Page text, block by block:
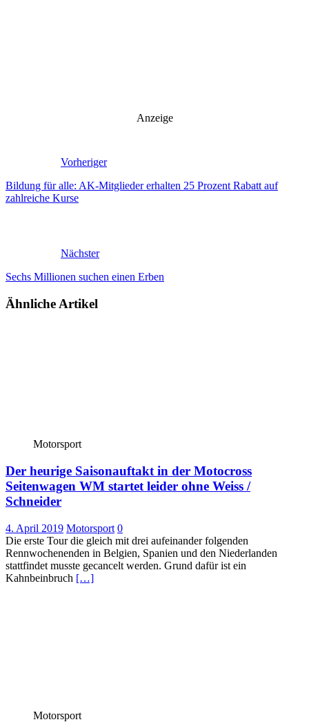
Anzeige
Vorheriger
Bildung für alle: AK-Mitglieder erhalten 25 Prozent Rabatt auf
zahlreiche Kurse
Nächster
Sechs Millionen suchen einen Erben
Ähnliche Artikel
Motorsport
Der heurige Saisonauftakt in der Motocross
Seitenwagen WM startet leider ohne Weiss /
Schneider
4. April 2019 Motorsport 0
Die erste Tour die gleich mit drei aufeinander folgenden
Rennwochenenden in Belgien, Spanien und den Niederlanden
stattfindet musste gecancelt werden. Grund dafür ist ein
Kahnbeinbruch […]
Motorsport